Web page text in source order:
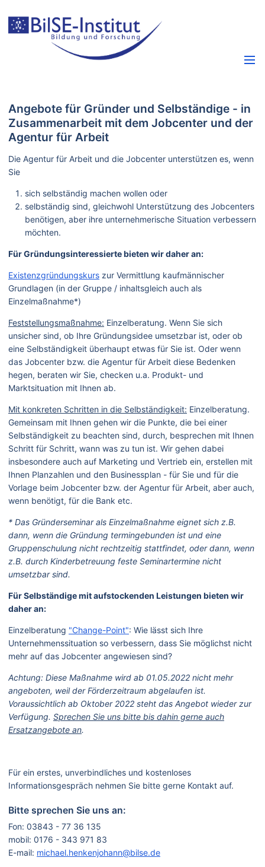
Angebote für Gründer und Selbständige - in
Zusammenarbeit mit dem Jobcenter und der
Agentur für Arbeit
Die Agentur für Arbeit und die Jobcenter unterstützen es, wenn
Sie
sich selbständig machen wollen oder
selbständig sind, gleichwohl Unterstützung des Jobcenters
benötigen, aber ihre unternehmerische Situation verbessern
möchten.
Für Gründungsinteressierte bieten wir daher an:
Existenzgründungskurs zur Vermittlung kaufmännischer
Grundlagen (in der Gruppe / inhaltsgleich auch als
Einzelmaßnahme*)
Feststellungsmaßnahme: Einzelberatung. Wenn Sie sich
unsicher sind, ob Ihre Gründungsidee umsetzbar ist, oder ob
eine Selbständigkeit überhaupt etwas für Sie ist. Oder wenn
das Jobcenter bzw. die Agentur für Arbeit diese Bedenken
hegen, beraten wir Sie, checken u.a. Produkt- und
Marktsituation mit Ihnen ab.
Mit konkreten Schritten in die Selbständigkeit: Einzelberatung.
Gemeinsam mit Ihnen gehen wir die Punkte, die bei einer
Selbständigkeit zu beachten sind, durch, besprechen mit Ihnen
Schritt für Schritt, wann was zu tun ist. Wir gehen dabei
insbesondere auch auf Marketing und Vertrieb ein, erstellen mit
Ihnen Planzahlen und den Businessplan - für Sie und für die
Vorlage beim Jobcenter bzw. der Agentur für Arbeit, aber auch,
wenn benötigt, für die Bank etc.
* Das Gründerseminar als Einzelmaßnahme eignet sich z.B.
dann, wenn die Gründung termingebunden ist und eine
Gruppenschulung nicht rechtzeitig stattfindet, oder dann, wenn
z.B. durch Kinderbetreuung feste Seminartermine nicht
umsetzbar sind.
Für Selbständige mit aufstockenden Leistungen bieten wir
daher an:
Einzelberatung "Change-Point": Wie lässt sich Ihre
Unternehmenssituation so verbessern, dass Sie möglichst nicht
mehr auf das Jobcenter angewiesen sind?
Achtung: Diese Maßnahme wird ab 01.05.2022 nicht mehr
angeboten, weil der Förderzeitraum abgelaufen ist.
Voraussichtlich ab Oktober 2022 steht das Angebot wieder zur
Verfügung. Sprechen Sie uns bitte bis dahin gerne auch
Ersatzangebote an.
Für ein erstes, unverbindliches und kostenloses
Informationsgespräch nehmen Sie bitte gerne Kontakt auf.
Bitte sprechen Sie uns an:
Fon: 03843 - 77 36 135
mobil: 0176 - 343 971 83
E-mail: michael.henkenjohann@bilse.de